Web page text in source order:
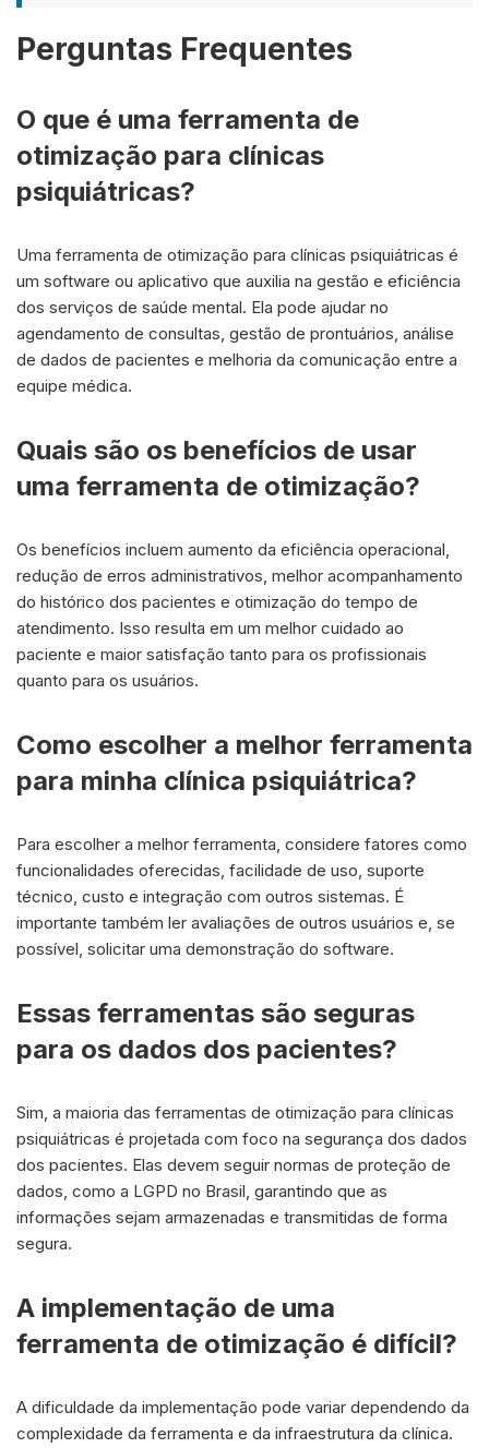
Perguntas Frequentes
O que é uma ferramenta de
otimização para clínicas
psiquiátricas?
Uma ferramenta de otimização para clínicas psiquiátricas é
um software ou aplicativo que auxilia na gestão e eficiência
dos serviços de saúde mental. Ela pode ajudar no
agendamento de consultas, gestão de prontuários, análise
de dados de pacientes e melhoria da comunicação entre a
equipe médica.
Quais são os benefícios de usar
uma ferramenta de otimização?
Os benefícios incluem aumento da eficiência operacional,
redução de erros administrativos, melhor acompanhamento
do histórico dos pacientes e otimização do tempo de
atendimento. Isso resulta em um melhor cuidado ao
paciente e maior satisfação tanto para os profissionais
quanto para os usuários.
Como escolher a melhor ferramenta
para minha clínica psiquiátrica?
Para escolher a melhor ferramenta, considere fatores como
funcionalidades oferecidas, facilidade de uso, suporte
técnico, custo e integração com outros sistemas. É
importante também ler avaliações de outros usuários e, se
possível, solicitar uma demonstração do software.
Essas ferramentas são seguras
para os dados dos pacientes?
Sim, a maioria das ferramentas de otimização para clínicas
psiquiátricas é projetada com foco na segurança dos dados
dos pacientes. Elas devem seguir normas de proteção de
dados, como a LGPD no Brasil, garantindo que as
informações sejam armazenadas e transmitidas de forma
segura.
A implementação de uma
ferramenta de otimização é difícil?
A dificuldade da implementação pode variar dependendo da
complexidade da ferramenta e da infraestrutura da clínica.